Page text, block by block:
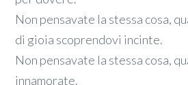
Non pensavate la stessa cosa,
di gioia scoprendovi incinte.
Non pensavate la stessa cosa,
innamorate.